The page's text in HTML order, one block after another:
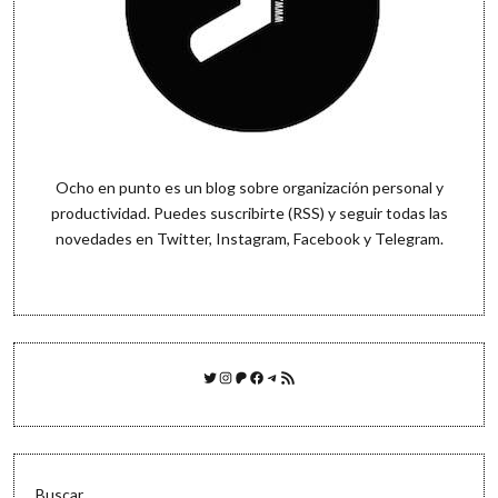
Ocho en punto es un blog sobre organización personal y
productividad. Puedes suscribirte (RSS) y seguir todas las
novedades en Twitter, Instagram, Facebooky Telegram.
Twitter
Instagram
Patreon
Facebook
Telegram
Feed RSS